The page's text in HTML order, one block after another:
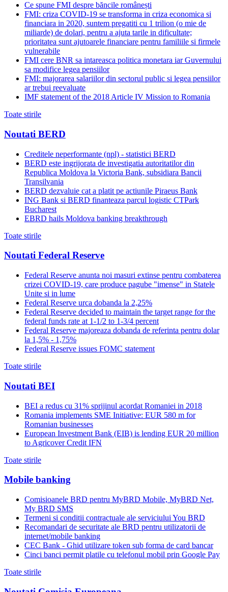
Ce spune FMI despre băncile românești
FMI: criza COVID-19 se transforma in criza economica si
financiara in 2020, suntem pregatiti cu 1 trilion (o mie de
miliarde) de dolari, pentru a ajuta tarile in dificultate;
prioritatea sunt ajutoarele financiare pentru familiile si firmele
vulnerabile
FMI cere BNR sa intareasca politica monetara iar Guvernului
sa modifice legea pensiilor
FMI: majorarea salariilor din sectorul public si legea pensiilor
ar trebui reevaluate
IMF statement of the 2018 Article IV Mission to Romania
Toate stirile
Noutati BERD
Creditele neperformante (npl) - statistici BERD
BERD este ingrijorata de investigatia autoritatilor din
Republica Moldova la Victoria Bank, subsidiara Bancii
Transilvania
BERD dezvaluie cat a platit pe actiunile Piraeus Bank
ING Bank si BERD finanteaza parcul logistic CTPark
Bucharest
EBRD hails Moldova banking breakthrough
Toate stirile
Noutati Federal Reserve
Federal Reserve anunta noi masuri extinse pentru combaterea
crizei COVID-19, care produce pagube "imense" in Statele
Unite si in lume
Federal Reserve urca dobanda la 2,25%
Federal Reserve decided to maintain the target range for the
federal funds rate at 1-1/2 to 1-3/4 percent
Federal Reserve majoreaza dobanda de referinta pentru dolar
la 1,5% - 1,75%
Federal Reserve issues FOMC statement
Toate stirile
Noutati BEI
BEI a redus cu 31% sprijinul acordat Romaniei in 2018
Romania implements SME Initiative: EUR 580 m for
Romanian businesses
European Investment Bank (EIB) is lending EUR 20 million
to Agricover Credit IFN
Toate stirile
Mobile banking
Comisioanele BRD pentru MyBRD Mobile, MyBRD Net,
My BRD SMS
Termeni si conditii contractuale ale serviciului You BRD
Recomandari de securitate ale BRD pentru utilizatorii de
internet/mobile banking
CEC Bank - Ghid utilizare token sub forma de card bancar
Cinci banci permit platile cu telefonul mobil prin Google Pay
Toate stirile